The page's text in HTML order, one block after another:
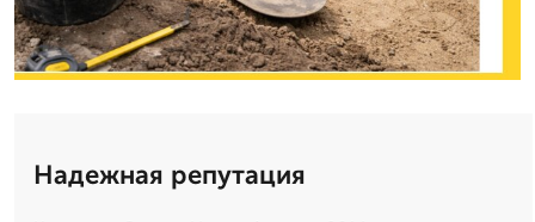
Надежная репутация